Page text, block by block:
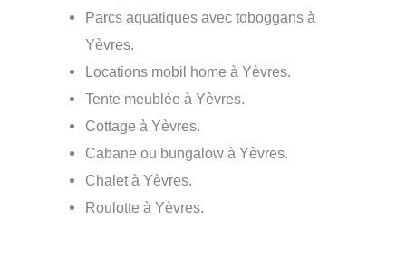
Parcs aquatiques avec toboggans à
Yèvres.
Locations mobil home à Yèvres.
Tente meublée à Yèvres.
Cottage à Yèvres.
Cabane ou bungalow à Yèvres.
Chalet à Yèvres.
Roulotte à Yèvres.